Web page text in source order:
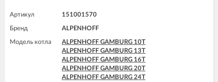
Артикул 151001570
Бренд ALPENHOFF
Модель котла
ALPENHOFF GAMBURG 10T
ALPENHOFF GAMBURG 13T
ALPENHOFF GAMBURG 16T
ALPENHOFF GAMBURG 20T
ALPENHOFF GAMBURG 24T